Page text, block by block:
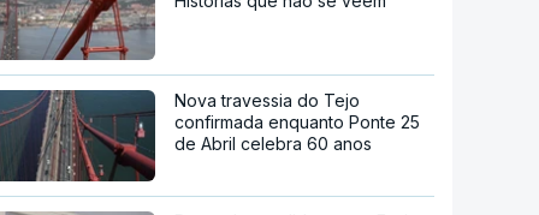
Nova travessia do Tejo
confirmada enquanto Ponte 25
de Abril celebra 60 anos